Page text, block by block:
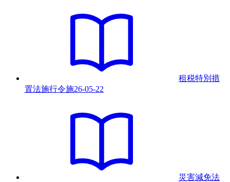
租税特別措
置法施行令施26-05-22
災害減免法